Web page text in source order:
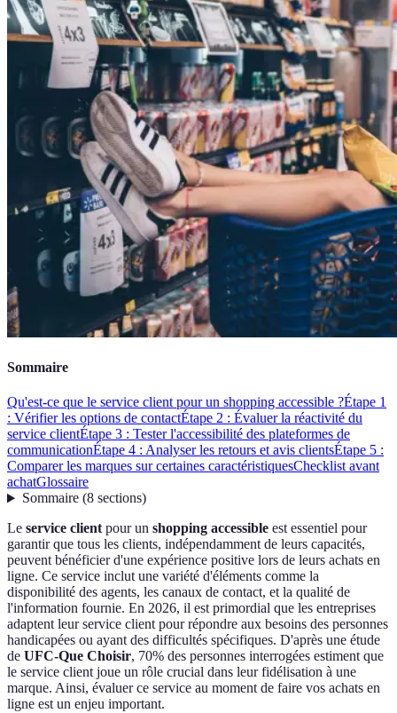
Sommaire
Qu'est-ce que le service client pour un shopping accessible ?Étape 1
: Vérifier les options de contactÉtape 2 : Évaluer la réactivité du
service clientÉtape 3 : Tester l'accessibilité des plateformes de
communicationÉtape 4 : Analyser les retours et avis clientsÉtape 5 :
Comparer les marques sur certaines caractéristiquesChecklist avant
achatGlossaire
Sommaire(8 sections)
Le service clientpour un shopping accessible est essentiel pour
garantir que tous les clients, indépendamment de leurs capacités,
peuvent bénéficier d'une expérience positive lors de leurs achats en
ligne. Ce service inclut une variété d'éléments comme la
disponibilité des agents, les canaux de contact, et la qualité de
l'information fournie. En 2026, il est primordial que les entreprises
adaptent leur service client pour répondre aux besoins des personnes
handicapées ou ayant des difficultés spécifiques. D'après une étude
de UFC-Que Choisir, 70% des personnes interrogées estiment que
le service client joue un rôle crucial dans leur fidélisation à une
marque. Ainsi, évaluer ce service au moment de faire vos achats en
ligne est un enjeu important.